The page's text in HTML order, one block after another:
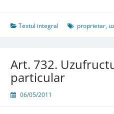
Textul integral proprietar,
Art. 732.
particular
06/05/2011